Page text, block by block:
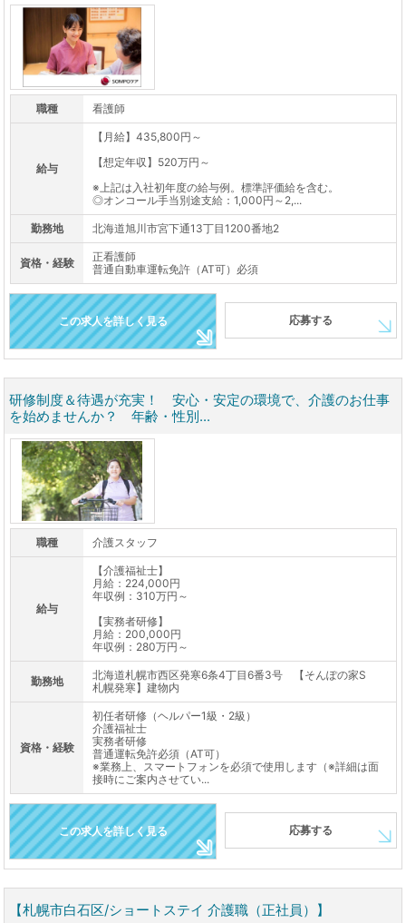
職種 看護師
給与
【月給】435,800円～
【想定年収】520万円～
※上記は入社初年度の給与例。標準評価給を含む。
◎オンコール手当別途支給：1,000円～2,...
勤務地 北海道旭川市宮下通13丁目1200番地2
資格・経験
正看護師
普通自動車運転免許（AT可）必須
この求人を詳しく見る 応募する
研修制度＆待遇が充実！ 安心・安定の環境で、介護のお仕事
を始めませんか？ 年齢・性別...
職種 介護スタッフ
給与
【介護福祉士】
月給：224,000円
年収例：310万円～
【実務者研修】
月給：200,000円
年収例：280万円～
勤務地
北海道札幌市西区発寒6条4丁目6番3号 【そんぽの家S
札幌発寒】建物内
資格・経験
初任者研修（ヘルパー1級・2級）
介護福祉士
実務者研修
普通運転免許必須（AT可）
※業務上、スマートフォンを必須で使用します（※詳細は面
接時にご案内させてい...
この求人を詳しく見る 応募する
【札幌市白石区/ショートステイ 介護職（正社員）】